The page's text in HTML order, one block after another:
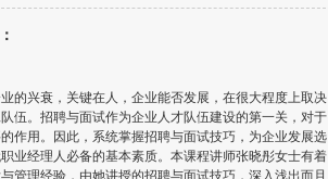
的兴衰，关键在人，企业能否发展，在很大程度上取决
伍。招聘与面试作为企业人才队伍建设的第一关，对于
作用。因此，系统掌握招聘与面试技巧，为企业发展选
业经理人必备的基本素质。本课程讲师张晓彤女士有着
管理经验，由她讲授的招聘与面试技巧，深入浅出而且